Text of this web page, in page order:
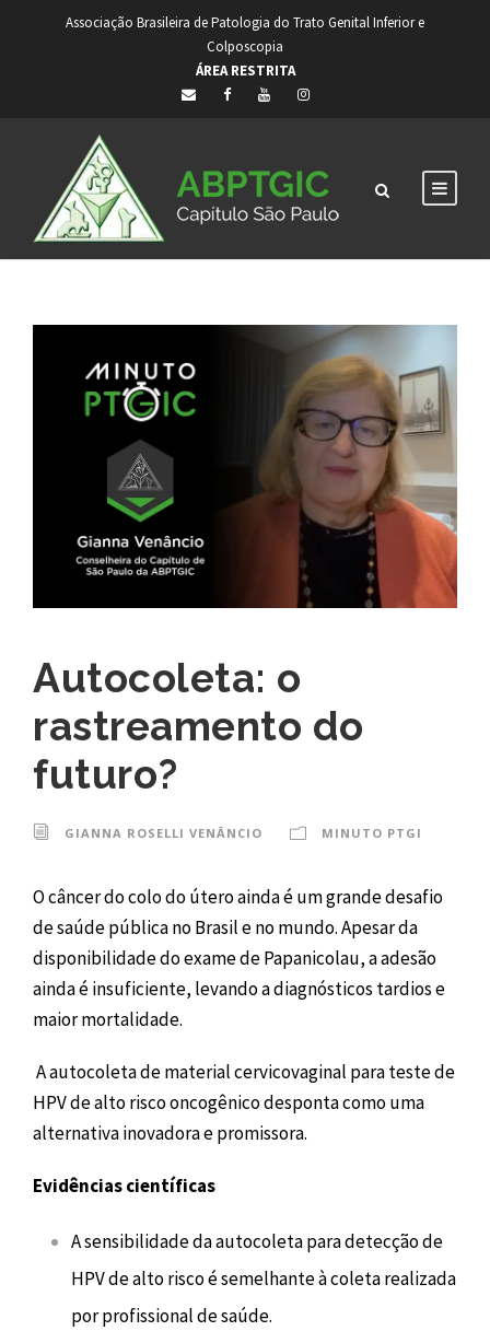
Associação Brasileira de Patologia do Trato Genital Inferior e
Colposcopia
ÁREA RESTRITA
Autocoleta: o
rastreamento do
futuro?
GIANNA ROSELLI VENÂNCIO MINUTO PTGI
O câncer do colo do útero ainda é um grande desafio
de saúde pública no Brasil e no mundo. Apesar da
disponibilidade do exame de Papanicolau, a adesão
ainda é insuficiente, levando a diagnósticos tardios e
maior mortalidade.
A autocoleta de material cervicovaginal para teste de
HPV de alto risco oncogênico desponta como uma
alternativa inovadora e promissora.
Evidências científicas
A sensibilidade da autocoleta para detecção de
HPV de alto risco é semelhante à coleta realizada
por profissional de saúde.